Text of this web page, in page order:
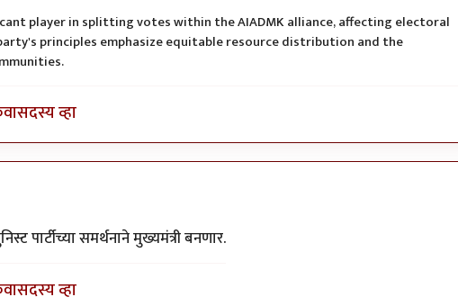
player in splitting votes within the AIADMK alliance, affecting electoral
principles emphasize equitable resource distribution and the
सदस्य व्हा
पार्टीच्या समर्थनाने मुख्यमंत्री बनणार.
सदस्य व्हा